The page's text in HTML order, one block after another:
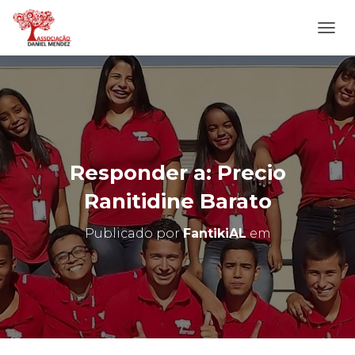
L
T
E
R
N
A
N
A
E
G
O
Responder a: Precio
Ranitidine Barato
Publicado porFantikiALem